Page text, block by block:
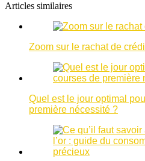
Articles similaires
Zoom sur le rachat de
Quel est le jour optimal
première nécessité ?